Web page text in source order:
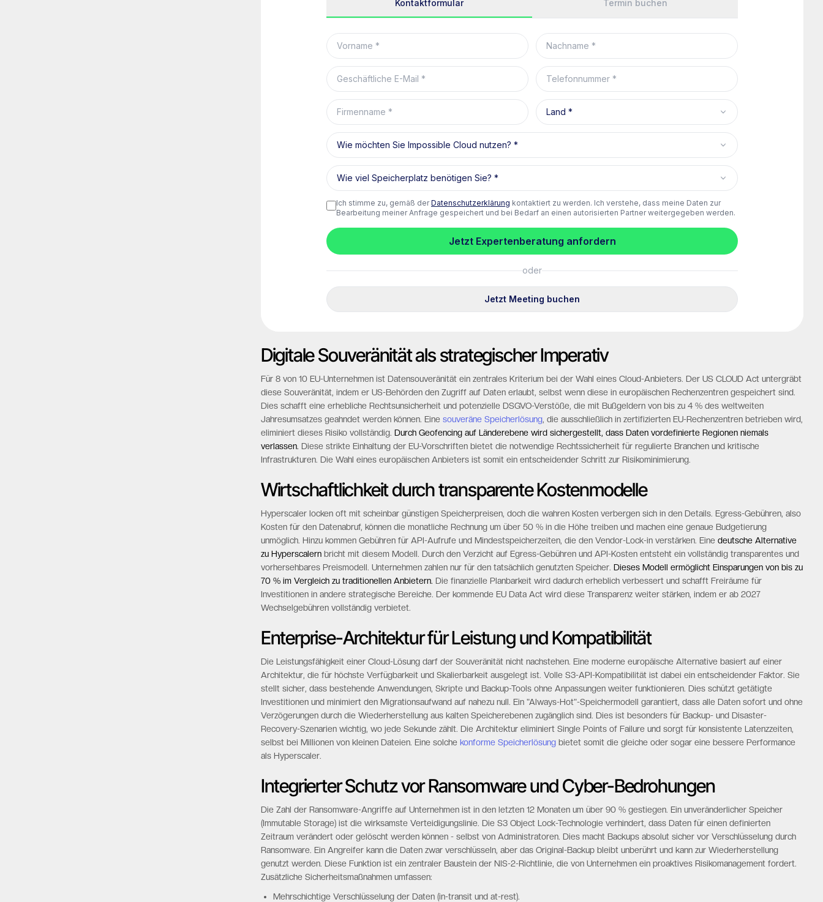
Digitale Souveränität als strategischer Imperativ
Für 8 von 10 EU-Unternehmen ist Datensouveränität ein zentrales Kriterium bei der Wahl eines Cloud-Anbieters. Der US CLOUD Act untergräbt
diese Souveränität, indem er US-Behörden den Zugriff auf Daten erlaubt, selbst wenn diese in europäischen Rechenzentren gespeichert sind.
Dies schafft eine erhebliche Rechtsunsicherheit und potenzielle DSGVO-Verstöße, die mit Bußgeldern von bis zu 4 % des weltweiten
Jahresumsatzes geahndet werden können. Eine souveräne Speicherlösung, die ausschließlich in zertifizierten EU-Rechenzentren betrieben wird,
eliminiert dieses Risiko vollständig. Durch Geofencing auf Länderebene wird sichergestellt, dass Daten vordefinierte Regionen niemals
verlassen. Diese strikte Einhaltung der EU-Vorschriften bietet die notwendige Rechtssicherheit für regulierte Branchen und kritische
Infrastrukturen. Die Wahl eines europäischen Anbieters ist somit ein entscheidender Schritt zur Risikominimierung.
Wirtschaftlichkeit durch transparente Kostenmodelle
Hyperscaler locken oft mit scheinbar günstigen Speicherpreisen, doch die wahren Kosten verbergen sich in den Details. Egress-Gebühren, also
Kosten für den Datenabruf, können die monatliche Rechnung um über 50 % in die Höhe treiben und machen eine genaue Budgetierung
unmöglich. Hinzu kommen Gebühren für API-Aufrufe und Mindestspeicherzeiten, die den Vendor-Lock-in verstärken. Eine deutsche Alternative
zu Hyperscalernbricht mit diesem Modell. Durch den Verzicht auf Egress-Gebühren und API-Kosten entsteht ein vollständig transparentes und
vorhersehbares Preismodell. Unternehmen zahlen nur für den tatsächlich genutzten Speicher. Dieses Modell ermöglicht Einsparungen von bis zu
70 % im Vergleich zu traditionellen Anbietern. Die finanzielle Planbarkeit wird dadurch erheblich verbessert und schafft Freiräume für
Investitionen in andere strategische Bereiche. Der kommende EU Data Act wird diese Transparenz weiter stärken, indem er ab 2027
Wechselgebühren vollständig verbietet.
Enterprise-Architektur für Leistung und Kompatibilität
Die Leistungsfähigkeit einer Cloud-Lösung darf der Souveränität nicht nachstehen. Eine moderne europäische Alternative basiert auf einer
Architektur, die für höchste Verfügbarkeit und Skalierbarkeit ausgelegt ist. Volle S3-API-Kompatibilität ist dabei ein entscheidender Faktor. Sie
stellt sicher, dass bestehende Anwendungen, Skripte und Backup-Tools ohne Anpassungen weiter funktionieren. Dies schützt getätigte
Investitionen und minimiert den Migrationsaufwand auf nahezu null. Ein "Always-Hot"-Speichermodell garantiert, dass alle Daten sofort und ohne
Verzögerungen durch die Wiederherstellung aus kalten Speicherebenen zugänglich sind. Dies ist besonders für Backup- und Disaster-
Recovery-Szenarien wichtig, wo jede Sekunde zählt. Die Architektur eliminiert Single Points of Failure und sorgt für konsistente Latenzzeiten,
selbst bei Millionen von kleinen Dateien. Eine solche konforme Speicherlösungbietet somit die gleiche oder sogar eine bessere Performance
als Hyperscaler.
Integrierter Schutz vor Ransomware und Cyber-Bedrohungen
Die Zahl der Ransomware-Angriffe auf Unternehmen ist in den letzten 12 Monaten um über 90 % gestiegen. Ein unveränderlicher Speicher
(Immutable Storage) ist die wirksamste Verteidigungslinie. Die S3 Object Lock-Technologie verhindert, dass Daten für einen definierten
Zeitraum verändert oder gelöscht werden können - selbst von Administratoren. Dies macht Backups absolut sicher vor Verschlüsselung durch
Ransomware. Ein Angreifer kann die Daten zwar verschlüsseln, aber das Original-Backup bleibt unberührt und kann zur Wiederherstellung
genutzt werden. Diese Funktion ist ein zentraler Baustein der NIS-2-Richtlinie, die von Unternehmen ein proaktives Risikomanagement fordert.
Zusätzliche Sicherheitsmaßnahmen umfassen:
Mehrschichtige Verschlüsselung der Daten (in-transit und at-rest).